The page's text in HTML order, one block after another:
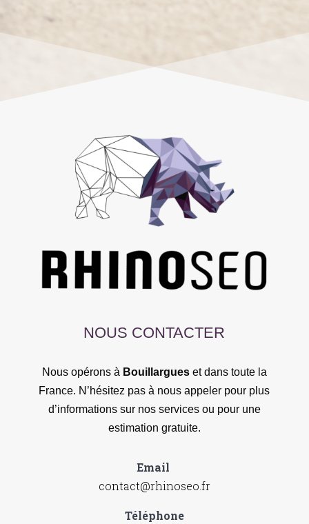
NOUS CONTACTER
Nous opérons à Bouillargueset dans toute la
France. N’hésitez pas à nous appeler pour plus
d’informations sur nos services ou pour une
estimation gratuite.
Email
contact@rhinoseo.fr
Téléphone